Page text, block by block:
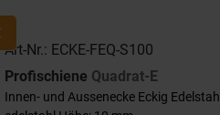
Art-Nr.: ECKE-FEQ-S100
Profischiene Quadrat-E
Innen- und Aussenecke Eckig Edelstahl